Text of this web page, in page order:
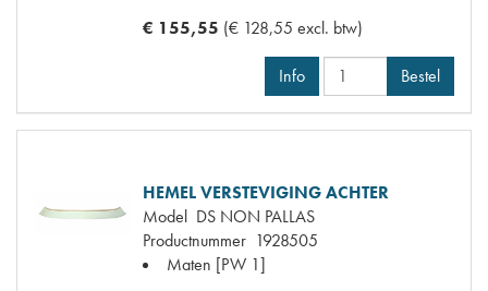
€ 155,55 (€ 128,55 excl. btw)
Info Bestel
HEMEL VERSTEVIGING ACHTER
Model DS NON PALLAS
Productnummer 1928505
Maten [PW 1]